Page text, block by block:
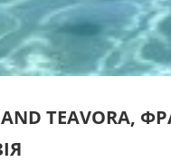
AND TEAVORA,